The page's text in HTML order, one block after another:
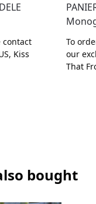
contact
Kiss
To
our
That
bought